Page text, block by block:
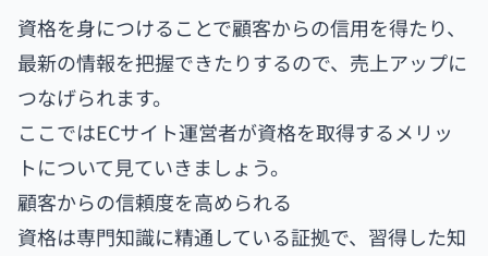
資格を身につけることで顧客からの信用を得たり、
最新の情報を把握できたりするので、売上アップに
つなげられます。
ここではECサイト運営者が資格を取得するメリッ
トについて見ていきましょう。
顧客からの信頼度を高められる
資格は専門知識に精通している証拠で、習得した知